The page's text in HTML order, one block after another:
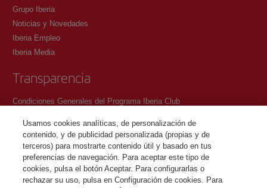
Grupo Iberia
Noticias y Novedades
Iberia Empleo
Iberia Media
Transparencia
Condiciones Generales del Programa Iberia Club
Política de protección de datos personales
Gestión y Política de cookies
Contacto
Usamos cookies analíticas, de personalización de
contenido, y de publicidad personalizada (propias y de
terceros) para mostrarte contenido útil y basado en tus
preferencias de navegación. Para aceptar este tipo de
cookies, pulsa el botón Aceptar. Para configurarlas o
rechazar su uso, pulsa en Configuración de cookies. Para